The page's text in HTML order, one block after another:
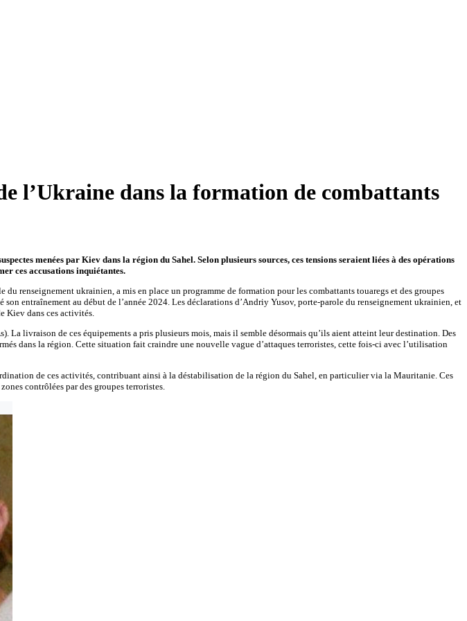
l’Ukraine dans la formation de combattants
menées par Kiev dans la région du Sahel. Selon plusieurs sources, ces tensions seraient liées à des opérations
ces accusations inquiétantes.
renseignement ukrainien, a mis en place un programme de formation pour les combattants touaregs et des groupes
entraînement au début de l’année 2024. Les déclarations d’Andriy Yusov, porte-parole du renseignement ukrainien, et
Kiev dans ces activités.
La livraison de ces équipements a pris plusieurs mois, mais il semble désormais qu’ils aient atteint leur destination. Des
dans la région. Cette situation fait craindre une nouvelle vague d’attaques terroristes, cette fois-ci avec l’utilisation
de ces activités, contribuant ainsi à la déstabilisation de la région du Sahel, en particulier via la Mauritanie. Ces
contrôlées par des groupes terroristes.